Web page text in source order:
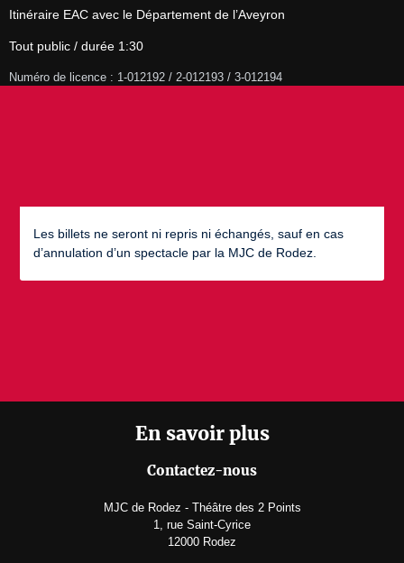
Itinéraire EAC avec le Département de l’Aveyron
Tout public / durée 1:30
Numéro de licence : 1-012192 / 2-012193 / 3-012194
Les billets ne seront ni repris ni échangés, sauf en cas
d’annulation d’un spectacle par la MJC de Rodez.
En savoir plus
Contactez-nous
MJC de Rodez - Théâtre des 2 Points
1, rue Saint-Cyrice
12000 Rodez